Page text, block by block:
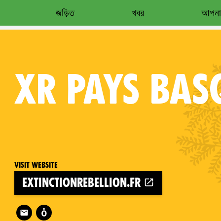
জড়িত খবর
XR PAYS
Visit website
extinctionrebellion.fr
Follow XR Pays Basque on